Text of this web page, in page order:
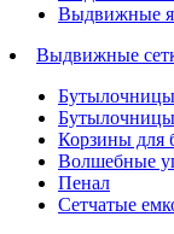
Выдвижные
Выдвижные
Корзины для
Волшебные
Пенал
Cетчатые